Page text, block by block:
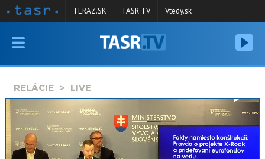
VYSIELANIE
SPRAVODAJSTVO
KONTAKT
ARCHÍV
TERAZ.SK TASR TV Vtedy.sk
RELÁCIE LIVE